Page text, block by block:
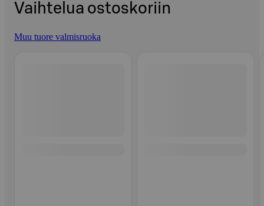
Vaihtelua ostoskoriin
Muu tuore valmisruoka